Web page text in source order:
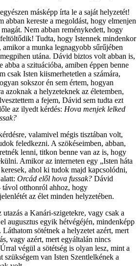
másképp írta le a saját helyzetét!
abban kereste a megoldást, hogy elmenjen
Nem abban reménykedett, hogy
Tudta, hogy Istennek mindenkor
a munka legnagyobb sűrűjében
utána. Dávid biztos volt abban is,
abba a szituációba, amiben éppen benne
csak Isten kiismerhetetlen a számára,
sokszor én sem értem, hogyan
azoknak a helyzeteknek az életemben,
a fejem, Dávid sem tudta ezt
az ilyedt kérdés: Hova menjek lelked
valamivel mégis tisztában volt,
feledkezni. A szökéseimben, abban,
lenni, titkon benne van az is, hogy
Amikor az interneten egy „Isten háta
ahol ki tudok majd kapcsolódni,
Orcád elől hova fussak? Dávid
otthonról ahhoz, hogy
az élet minden helyzetében.
a Kanári-szigetekre, vagy csak a
augusztus egyik hétvégéjén, mindenképp
Láthatom sötétnek a helyzetet azért, mert
vagy azért, mert egyáltalán nincs
végül a sötétség is olyan lesz, mint a
szükségem van Isten Szentlelkének a